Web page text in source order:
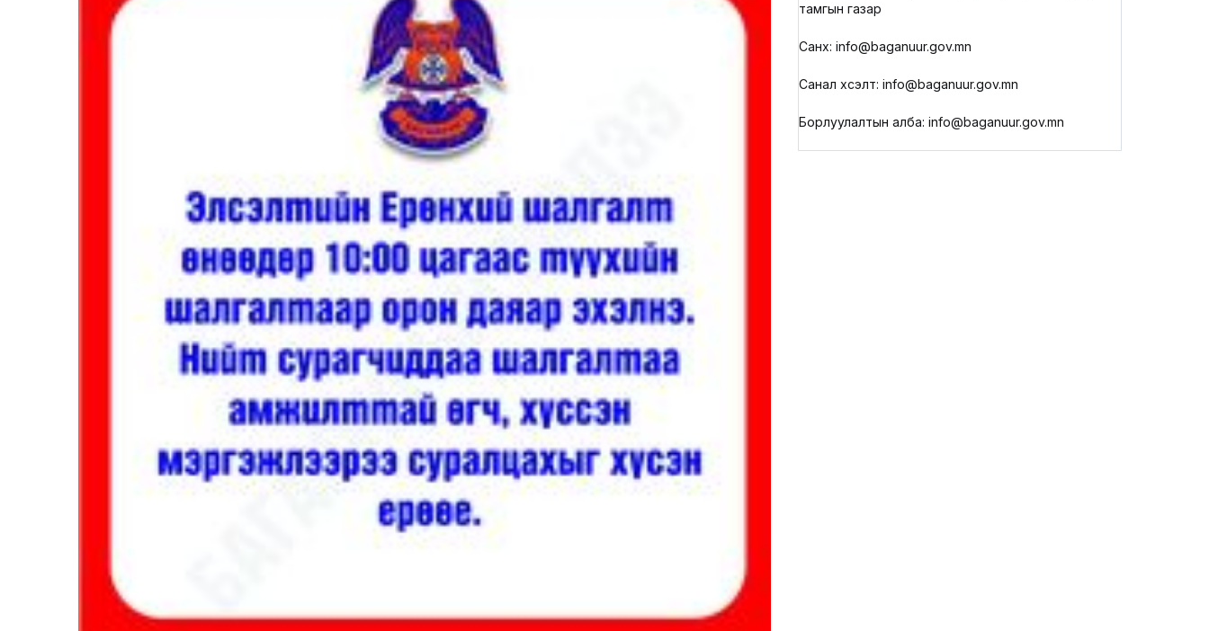
тамгын газар
Санхүү: info@baganuur.gov.mn
Санал хүсэлт: info@baganuur.gov.mn
Борлуулалтын алба: info@baganuur.gov.mn